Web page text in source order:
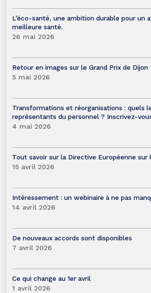
L’éco-santé, une ambition durable pour un
meilleure santé.
26 mai 2026
Retour en images sur le Grand Prix de Dijon
5 mai 2026
Transformations et réorganisations : quels
représentants du personnel ? Inscrivez-
4 mai 2026
Tout savoir sur la Directive Européenne sur
15 avril 2026
Intéressement : un webinaire à ne pas
14 avril 2026
De nouveaux accords sont disponibles
7 avril 2026
Ce qui change au 1er avril
1 avril 2026